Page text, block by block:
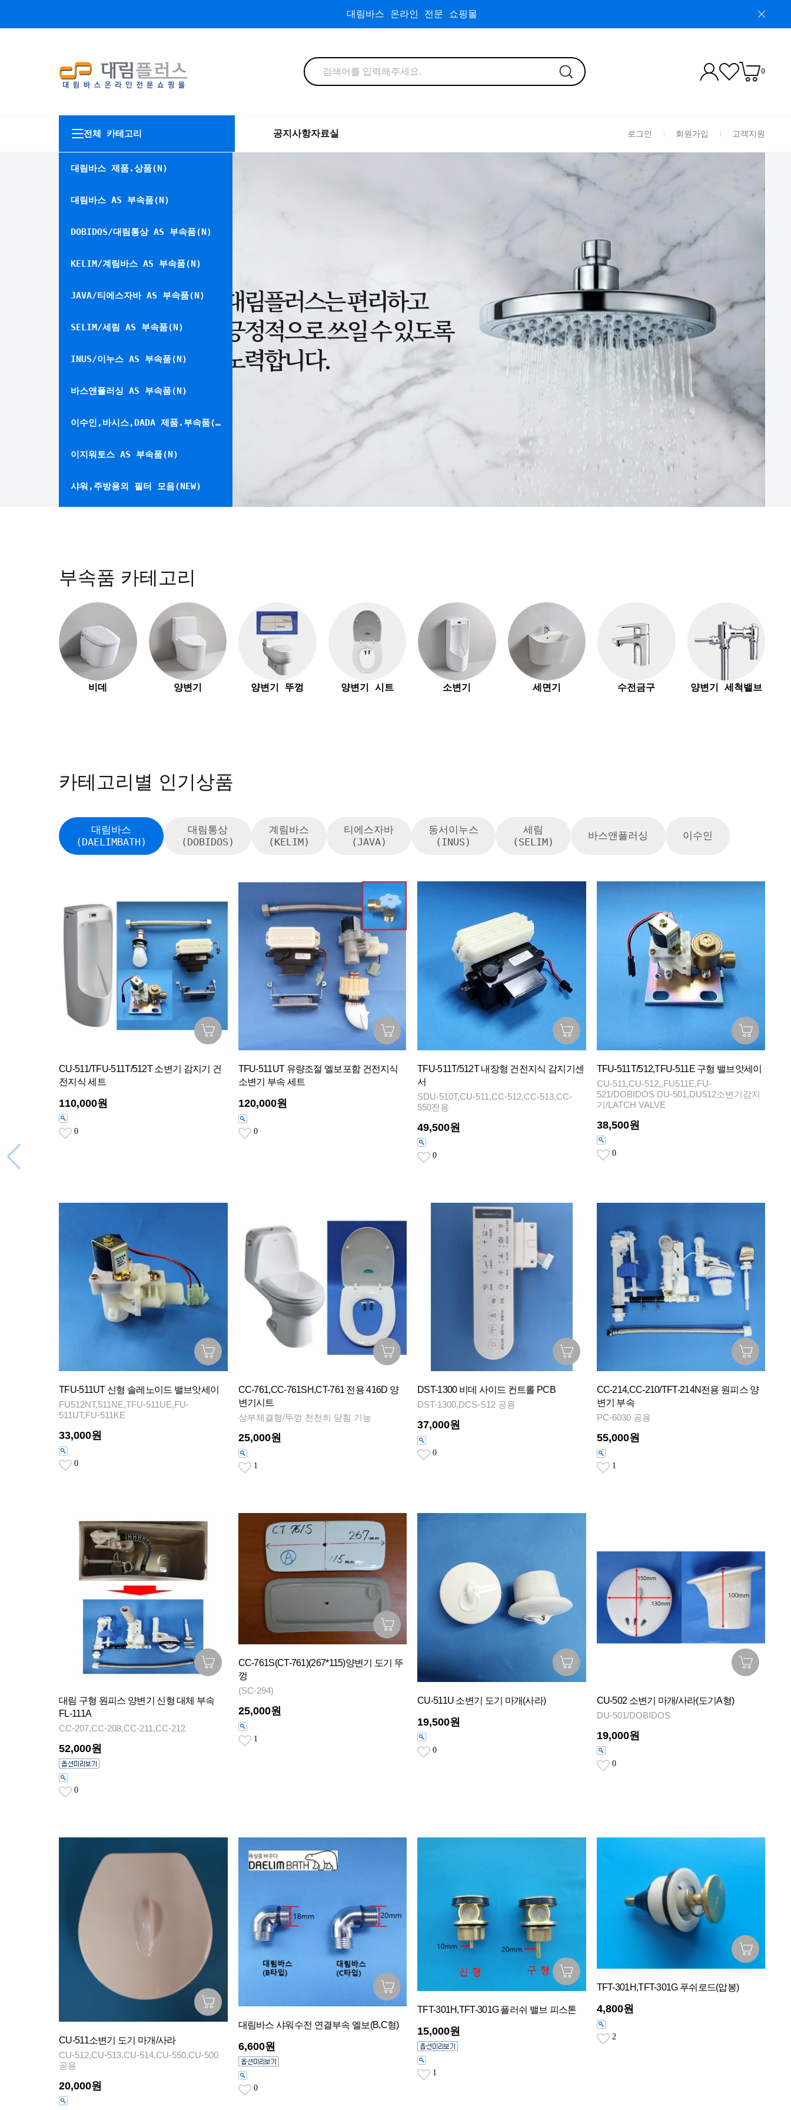
대림바스 온라인 전문 쇼핑몰
0
전체 카테고리 공지사항자료실 로그인 회원가입 고객지원
대림바스 제품.상품(N)
대림바스 AS 부속품(N)
DOBIDOS/대림통상 AS 부속품(N)
KELIM/계림바스 AS 부속품(N)
JAVA/티에스자바 AS 부속품(N)
SELIM/세림 AS 부속품(N)
INUS/이누스 AS 부속품(N)
바스앤플러싱 AS 부속품(N)
이수인,바시스,DADA 제품.부속품(N)
이지워토스 AS 부속품(N)
샤워,주방용외 필터 모음(NEW)
대림플러스는 편리하고
긍정적으로 쓰일 수 있도록
노력합니다.
부속품 카테고리
비데 양변기 양변기 뚜껑 양변기 시트 소변기 세면기 수전금구 양변기 세척밸브
카테고리별 인기상품
대림바스
(DAELIMBATH)
대림통상
(DOBIDOS)
계림바스
(KELIM)
티에스자바
(JAVA)
동서이누스
(INUS)
세림
(SELIM)
바스앤플러싱 이수인
CU-511/TFU-511T/512T 소변기 감지기 건
전지식 세트
110,000원
0
TFU-511UT 유량조절 엘보포함 건전지식
소변기 부속 세트
120,000원
0
TFU-511T/512T 내장형 건전지식 감지기센
서
SDU-510T,CU-511,CC-512,CC-513,CC-
550전용
49,500원
0
TFU-511T/512,TFU-511E 구형 밸브앗세이
CU-511,CU-512,,FU511E,FU-
521/DOBIDOS DU-501,DU512소변기감지
기/LATCH VALVE
38,500원
0
TFU-511UT 신형 솔레노이드 밸브앗세이
FU512NT,511NE,TFU-511UE,FU-
511UT,FU-511KE
33,000원
0
CC-761,CC-761SH,CT-761 전용 416D 양
변기시트
상부체결형/뚜껑 천천히 닫힘 기능
25,000원
1
DST-1300 비데 사이드 컨트롤 PCB
DST-1300,DCS-S12 공용
37,000원
0
CC-214,CC-210/TFT-214N전용 원피스 양
변기 부속
PC-6030 공용
55,000원
1
대림 구형 원피스 양변기 신형 대체 부속
FL-111A
CC-207,CC-208,CC-211,CC-212
52,000원
0
CC-761S(CT-761)(267*115)양변기 도기 뚜
껑
(SC-294)
25,000원
1
CU-511U 소변기 도기 마개(사라)
19,500원
0
CU-502 소변기 마개/사라(도기A형)
DU-501/DOBIDOS
19,000원
0
CU-511소변기 도기 마개/사라
CU-512,CU-513,CU-514,CU-550,CU-500
공용
20,000원
대림바스 샤워수전 연결부속 엘보(B,C형)
6,600원
0
TFT-301H,TFT-301G 플러쉬 밸브 피스톤
15,000원
1
TFT-301H,TFT-301G 푸쉬로드(압봉)
4,800원
2